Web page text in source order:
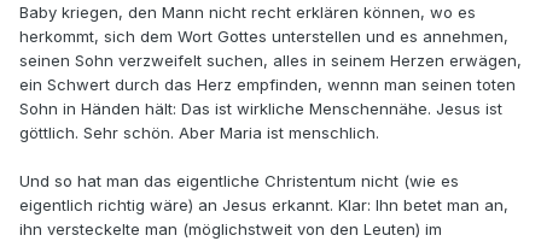
Baby kriegen, den Mann nicht recht erklären können, wo es
herkommt, sich dem Wort Gottes unterstellen und es annehmen,
seinen Sohn verzweifelt suchen, alles in seinem Herzen erwägen,
ein Schwert durch das Herz empfinden, wennn man seinen toten
Sohn in Händen hält: Das ist wirkliche Menschennähe. Jesus ist
göttlich. Sehr schön. Aber Maria ist menschlich.
Und so hat man das eigentliche Christentum nicht (wie es
eigentlich richtig wäre) an Jesus erkannt. Klar: Ihn betet man an,
ihn versteckelte man (möglichstweit von den Leuten) im